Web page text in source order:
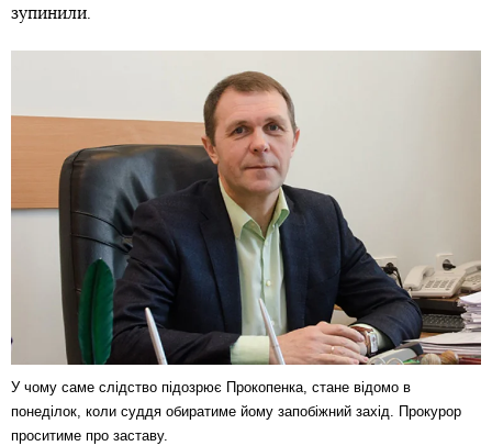
зупинили.
У чому саме слідство підозрює Прокопенка, стане відомо в
понеділок, коли суддя обиратиме йому запобіжний захід. Прокурор
проситиме про заставу.